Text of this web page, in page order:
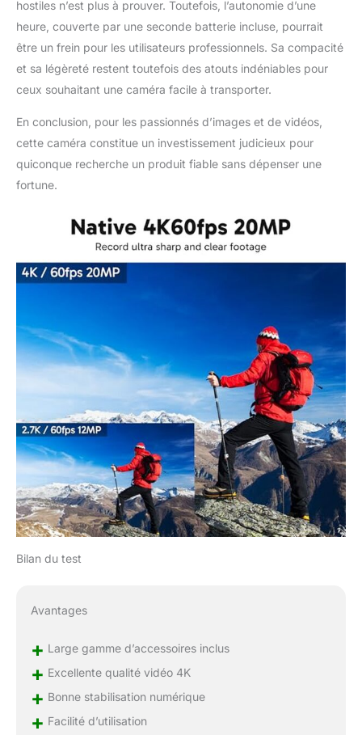
hostiles n’est plus à prouver. Toutefois, l’autonomie d’une
heure, couverte par une seconde batterie incluse, pourrait
être un frein pour les utilisateurs professionnels. Sa compacité
et sa légèreté restent toutefois des atouts indéniables pour
ceux souhaitant une caméra facile à transporter.
En conclusion, pour les passionnés d’images et de vidéos,
cette caméra constitue un investissement judicieux pour
quiconque recherche un produit fiable sans dépenser une
fortune.
Bilan du test
Avantages
+ Large gamme d’accessoires inclus
+ Excellente qualité vidéo 4K
+ Bonne stabilisation numérique
+ Facilité d’utilisation